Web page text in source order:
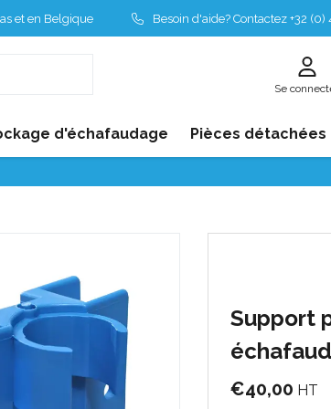
et en Belgique Besoin d'aide? Contactez +32 (0)
Se
d'échafaudage Pièces détachées
Support
€40,00 HT